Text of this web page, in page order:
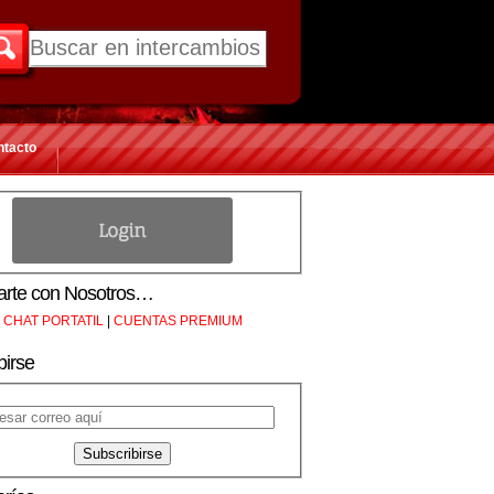
con Nosotros…
CHAT PORTATIL | CUENTAS PREMIUM